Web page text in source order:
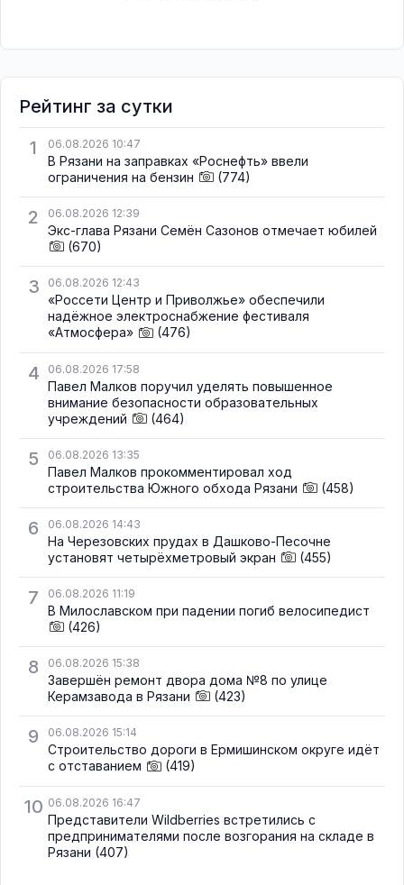
Рейтинг за сутки
1
06.08.2026 10:47
В Рязани на заправках «Роснефть» ввели
ограничения на бензин
(774)
2 06.08.2026 12:39
Экс-глава Рязани Семён Сазонов отмечает юбилей
(670)
3 06.08.2026 12:43
«Россети Центр и Приволжье» обеспечили
надёжное электроснабжение фестиваля
«Атмосфера»
(476)
4 06.08.2026 17:58
Павел Малков поручил уделять повышенное
внимание безопасности образовательных
учреждений
(464)
5 06.08.2026 13:35
Павел Малков прокомментировал ход
строительства Южного обхода Рязани
(458)
6 06.08.2026 14:43
На Черезовских прудах в Дашково-Песочне
установят четырёхметровый экран
(455)
7 06.08.2026 11:19
В Милославском при падении погиб велосипедист
(426)
8 06.08.2026 15:38
Завершён ремонт двора дома №8 по улице
Керамзавода в Рязани
(423)
9 06.08.2026 15:14
Строительство дороги в Ермишинском округе идёт
с отставанием
(419)
10 06.08.2026 16:47
Представители Wildberries встретились с
предпринимателями после возгорания на складе в
Рязани (407)